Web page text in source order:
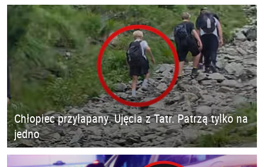
Chłopiec przyłapany. Ujęcia z Tatr. Patrzą tylko na
jedno